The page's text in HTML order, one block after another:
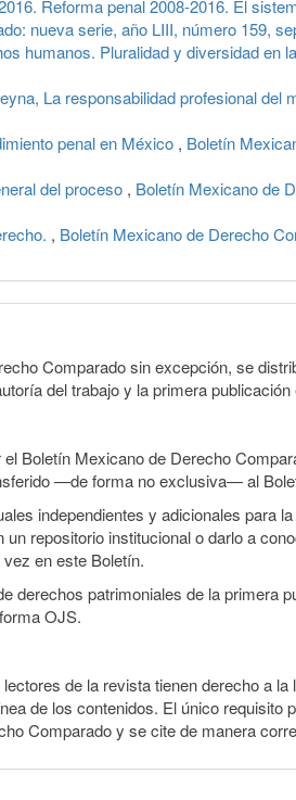
Reforma penal 2008-2016. El
nueva serie, año LIII, número 159,
humanos. Pluralidad y diversidad en
La responsabilidad profesional del
penal en México , Boletín
del proceso , Boletín Mexicano de
, Boletín Mexicano de Derecho
Comparado sin excepción, se
del trabajo y la primera
Boletín Mexicano de Derecho
—de forma no exclusiva— al
independientes y adicionales para
repositorio institucional o darlo a
en este Boletín.
derechos patrimoniales de la
OJS.
de la revista tienen derecho a
de los contenidos. El único
Comparado y se cite de manera